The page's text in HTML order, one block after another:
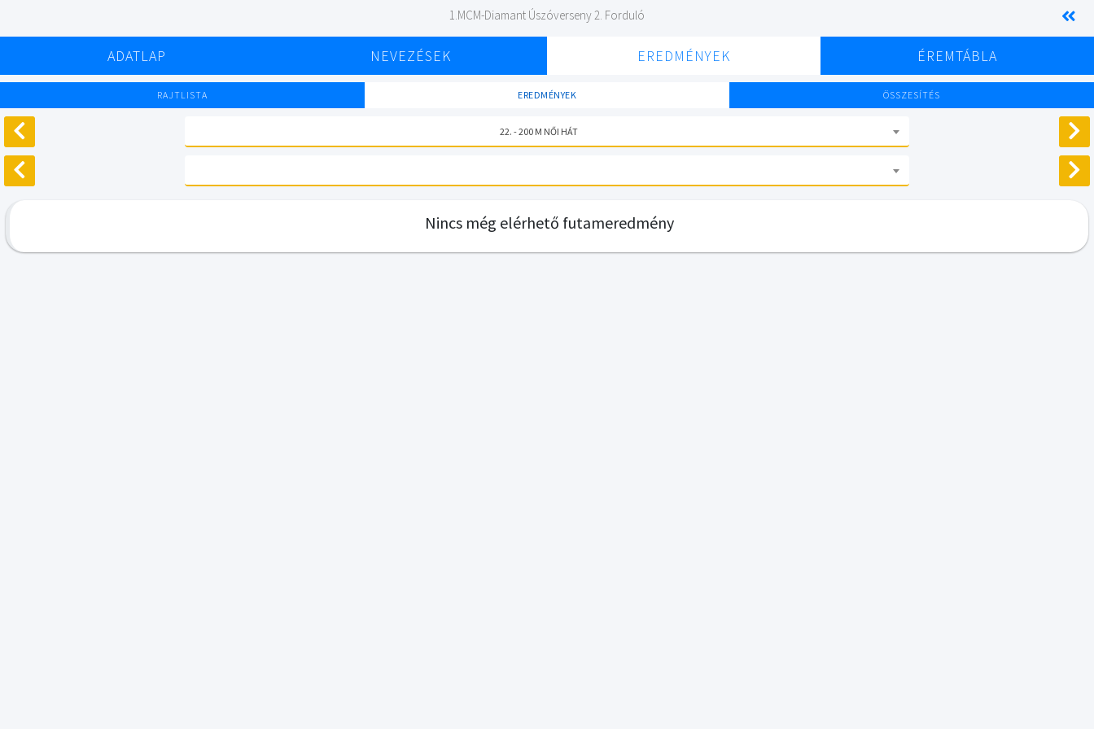
1.MCM-Diamant Úszóverseny 2. Forduló
ADATLAP NEVEZÉSEK EREDMÉNYEK ÉREMTÁBLA
RAJTLISTA EREDMÉNYEK ÖSSZESÍTÉS
22. - 200 M NŐI HÁT
Nincs még elérhető futameredmény